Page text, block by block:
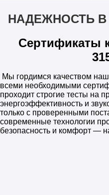
НАДЕЖНОСТЬ
Сертификаты
Мы гордимся качеством
всеми необходимыми
проходит строгие тесты на
энергоэффективность и
только с проверенными
современные технологии
безопасность и комфорт —